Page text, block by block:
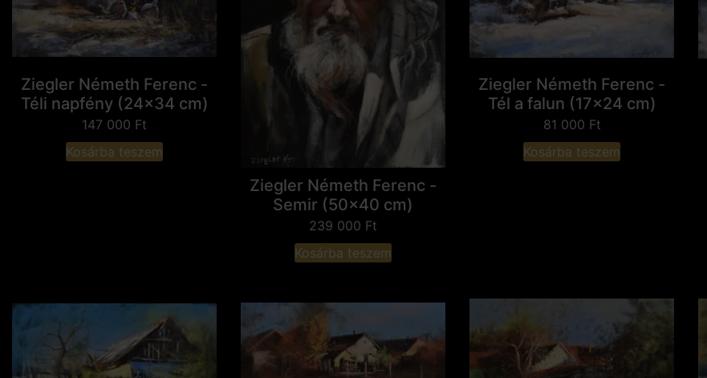
Ziegler Németh Ferenc -
Téli napfény (24x34 cm)
147 000 Ft
Kosárba teszem
Ziegler Németh Ferenc -
Semir (50x40 cm)
239 000 Ft
Kosárba teszem
Ziegler Németh Ferenc -
Tél a falun (17x24 cm)
81 000 Ft
Kosárba teszem